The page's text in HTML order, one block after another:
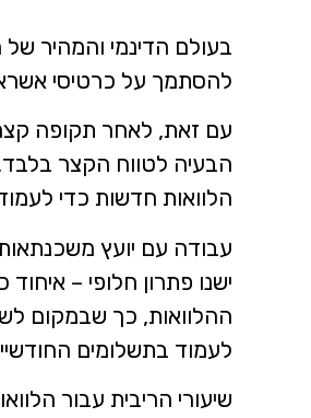
בעולם הדינמי והמהיר של
להסתמך על כרטיסי
עם זאת, לאחר תקופה
הבעיה לטווח הקצר בלבד,
הלוואות חדשות כדי
עבודה עם יועץ
ישנו פתרון חלופי –
ההלוואות, כך שבמקום
לעמוד בתשלומים
שיעורי הריבית עבור